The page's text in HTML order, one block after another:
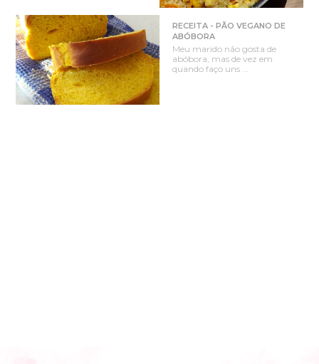
RECEITA - PÃO VEGANO DE
ABÓBORA
Meu marido não gosta de
abóbora, mas de vez em
quando faço uns ...